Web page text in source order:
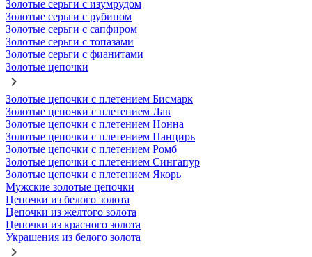
Золотые серьги с изумрудом
Золотые серьги с рубином
Золотые серьги с сапфиром
Золотые серьги с топазами
Золотые серьги с фианитами
Золотые цепочки
Золотые цепочки с плетением Бисмарк
Золотые цепочки с плетением Лав
Золотые цепочки с плетением Нонна
Золотые цепочки с плетением Панцирь
Золотые цепочки с плетением Ромб
Золотые цепочки с плетением Сингапур
Золотые цепочки с плетением Якорь
Мужские золотые цепочки
Цепочки из белого золота
Цепочки из желтого золота
Цепочки из красного золота
Украшения из белого золота